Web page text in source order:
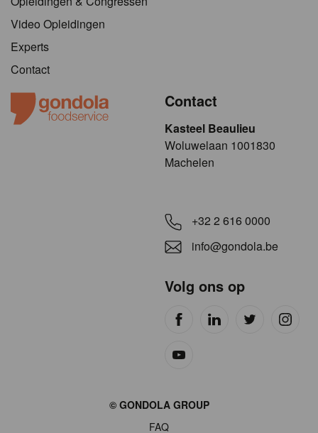
Video Opleidingen
Experts
Contact
Contact
Kasteel Beaulieu
​​​Woluwelaan 1001830
Machelen
+32 2 616 0000
info@gondola.be
Volg ons op
© GONDOLA GROUP
FAQ